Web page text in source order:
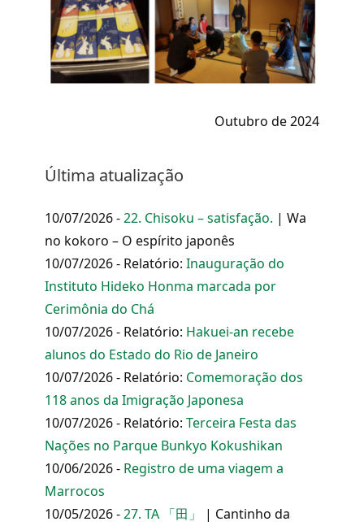
Outubro de 2024
Última atualização
10/07/2026 -22. Chisoku – satisfação. | Wa
no kokoro – O espírito japonês
10/07/2026 - Relatório: Inauguração do
Instituto Hideko Honma marcada por
Cerimônia do Chá
10/07/2026 - Relatório: Hakuei-an recebe
alunos do Estado do Rio de Janeiro
10/07/2026 - Relatório: Comemoração dos
118 anos da Imigração Japonesa
10/07/2026 - Relatório: Terceira Festa das
Nações no Parque Bunkyo Kokushikan
10/06/2026 - Registro de uma viagem a
Marrocos
10/05/2026 -27. TA 「田」
| Cantinho da